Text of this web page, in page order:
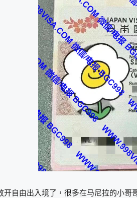
自由出入境了，很多在马尼拉的小